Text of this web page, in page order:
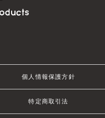
個人情報保護方針
特定商取引法